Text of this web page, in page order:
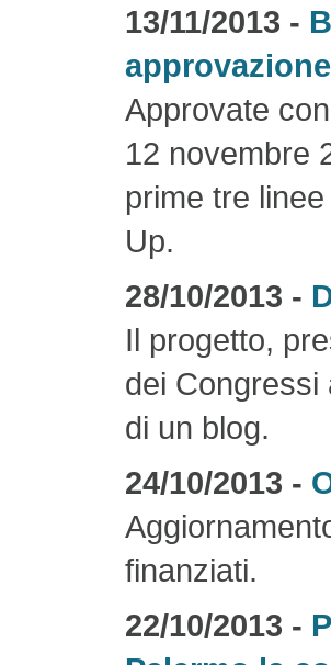
13/11/2013 -
Approvate
12 novembre
prime tre
Up.
28/10/2013 -
Il progetto,
dei
di un blog.
24/10/2013 -
finanziati.
22/10/2013 -